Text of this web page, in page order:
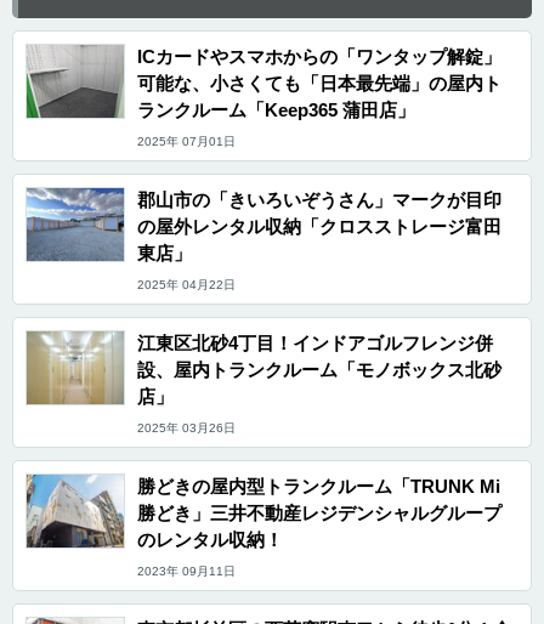
ICカードやスマホからの「ワンタップ解錠」
可能な、小さくても「日本最先端」の屋内ト
ランクルーム「Keep365 蒲田店」
2025年 07月01日
郡山市の「きいろいぞうさん」マークが目印
の屋外レンタル収納「クロスストレージ富田
東店」
2025年 04月22日
江東区北砂4丁目！インドアゴルフレンジ併
設、屋内トランクルーム「モノボックス北砂
店」
2025年 03月26日
勝どきの屋内型トランクルーム「TRUNK Mi
勝どき」三井不動産レジデンシャルグループ
のレンタル収納！
2023年 09月11日